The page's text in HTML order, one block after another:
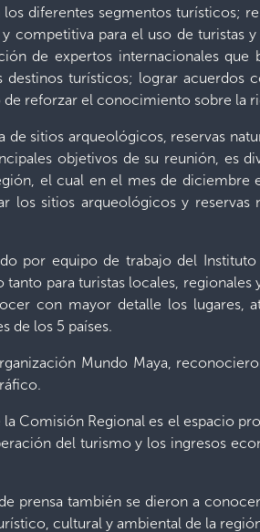
diferentes segmentos turísticos;
competitiva para el uso de turistas
de expertos internacionales
turísticos; lograr acuerdos
reforzar el conocimiento sobre la
de sitios arqueológicos, reservas
objetivos de su reunión, es
el cual en el mes de
los sitios arqueológicos y
por equipo de trabajo del
para turistas locales,
con mayor detalle los lugares,
de los 5 países.
Mundo Maya,
Comisión Regional es el espacio
del turismo y los ingresos
prensa también se dieron a
cultural y ambiental de la